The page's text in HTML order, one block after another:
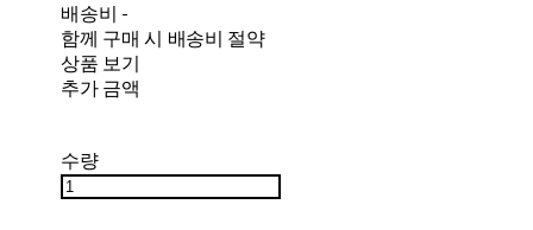
배송비 -
함께 구매 시 배송비 절약
상품 보기
추가 금액
수량